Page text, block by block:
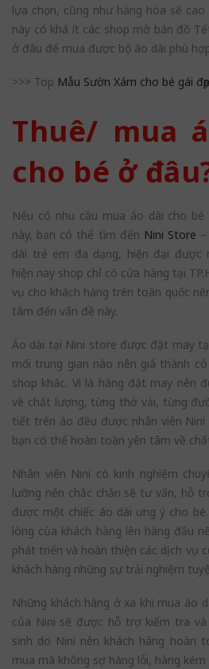
lựa chọn, cũng như hàng hóa sẽ
này có khá ít các shop mở bán đồ
ở đâu để mua được bộ áo dài phù
>>> Top Mẫu Sườn Xám cho bé gái
Thuê/ mua
cho bé ở
Nếu có nhu cầu mua áo dài cho
này, bạn có thể tìm đến Nini Store
dài trẻ em đa dạng, hiện đại được
hiện nay shop chỉ có cửa hàng tại
vụ cho khách hàng trên toàn quốc
tâm đến vấn đề này.
Áo dài tại Nini store được đặt may
mối trung gian nào nên giá thành
shop khác. Vì là hàng đặt may nên
về chất lượng, từng thớ vải, từng
tiết trên áo đều được nhân viên
bạn có thể hoàn toàn yên tâm về
Nhân viên Nini có kinh nghiệm
lưỡng nên chắc chắn sẽ tư vấn, hỗ
được một chiếc áo dài ưng ý cho
lòng của khách hàng lên hàng đầu
phát triển và hoàn thiện các dịch vụ
khách hàng những sự trải nghiệm
Những khách hàng ở xa khi mua áo
của Nini sẽ được hỗ trợ kiểm tra
sinh do Nini nên khách hàng hoàn
mua mà không sợ hàng lỗi, hàng